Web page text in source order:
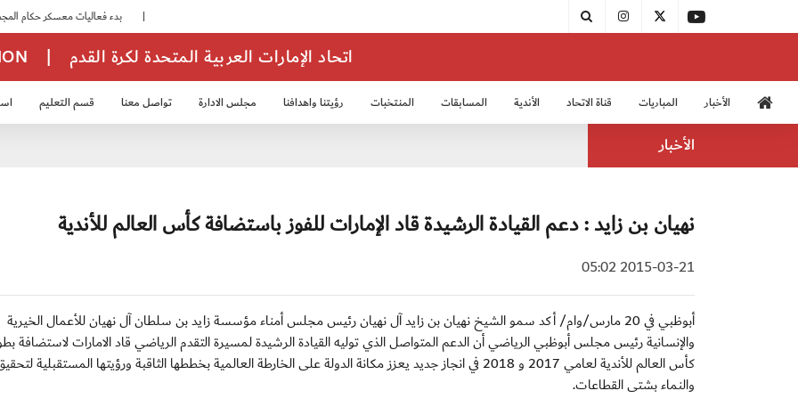
بدء فعاليات معسكر حكام المجموعة الثانية
| اتحاد الإمارات العربية المتحدة لكرة القدم
الأخبار المباريات قناة الاتحاد الأندية المسابقات المنتخبات رؤيتنا واهدافنا مجلس الادارة تواصل معنا قسم التعليم
الأخبار
نهيان بن زايد : دعم القيادة الرشيدة قاد الإمارات للفوز باستضافة كأس العالم للأندية
2015-03-21 05:02
أبوظبي في 20 مارس/وام/ أكد سمو الشيخ نهيان بن زايد آل نهيان رئيس مجلس أمناء مؤسسة زايد بن سلطان آل نهيان للأعمال الخيرية
والإنسانية رئيس مجلس أبوظبي الرياضي أن الدعم المتواصل الذي توليه القيادة الرشيدة لمسيرة التقدم الرياضي قاد الامارات لاستضافة
كأس العالم للأندية لعامي 2017 و 2018 في انجاز جديد يعزز مكانة الدولة على الخارطة العالمية بخططها الثاقبة ورؤيتها المستقبلية
والنماء بشتى القطاعات.